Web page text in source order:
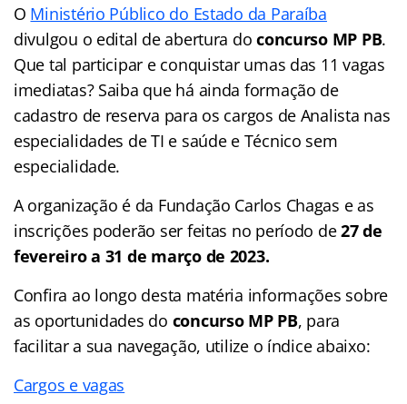
O Ministério Público do Estado da Paraíba
divulgou o edital de abertura doconcurso MP PB.
Que tal participar e conquistar umas das 11 vagas
imediatas? Saiba que há ainda formação de
cadastro de reserva para os cargos de Analista nas
especialidades de TI e saúde e Técnico sem
especialidade.
A organização é da Fundação Carlos Chagas e as
inscrições poderão ser feitas no período de27 de
fevereiro a 31 de março de 2023.
Confira ao longo desta matéria informações sobre
as oportunidades do concurso MP PB, para
facilitar a sua navegação, utilize o índice abaixo:
Cargos e vagas